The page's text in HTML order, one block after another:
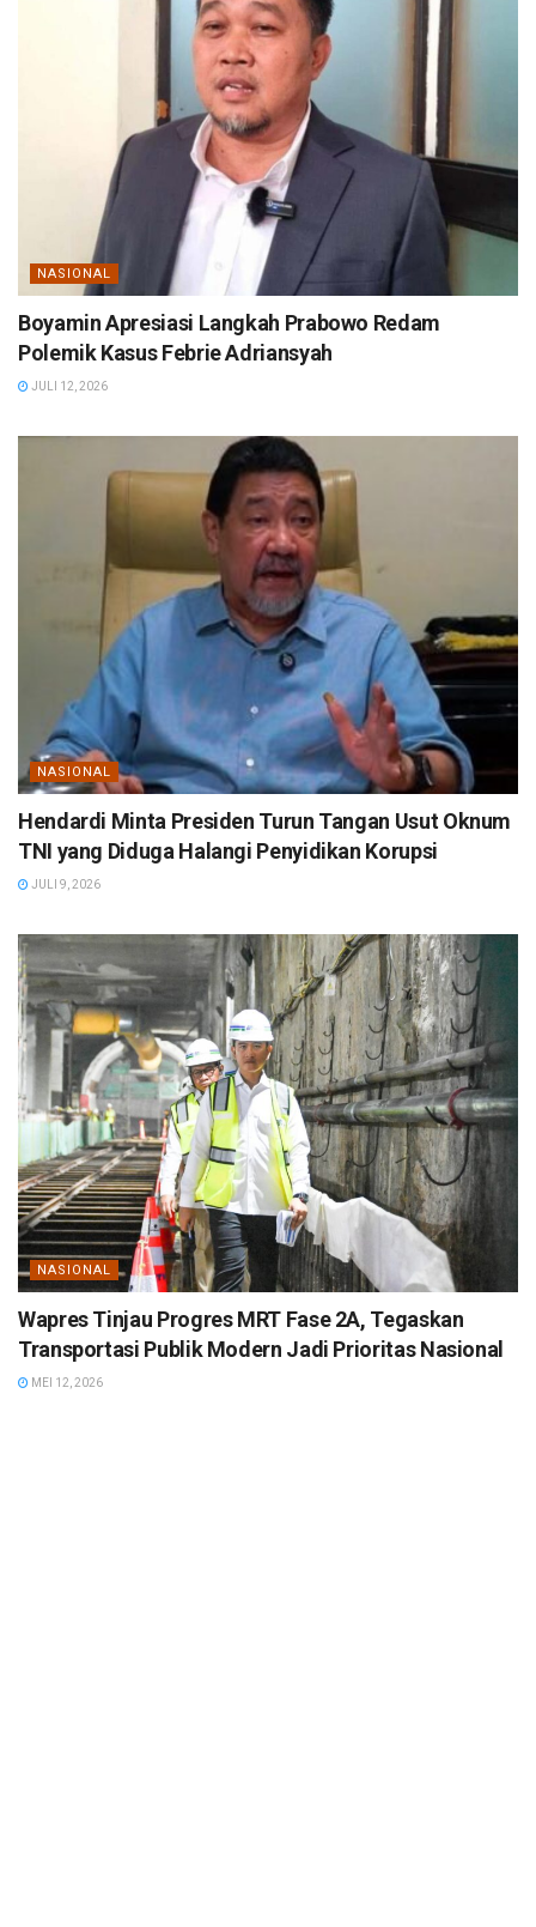
NASIONAL
Boyamin Apresiasi Langkah Prabowo Redam
Polemik Kasus Febrie Adriansyah
JULI 12, 2026
NASIONAL
Hendardi Minta Presiden Turun Tangan Usut Oknum
TNI yang Diduga Halangi Penyidikan Korupsi
JULI 9, 2026
NASIONAL
Wapres Tinjau Progres MRT Fase 2A, Tegaskan
Transportasi Publik Modern Jadi Prioritas Nasional
MEI 12, 2026